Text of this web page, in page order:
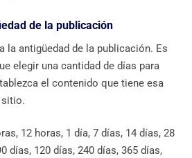
de la publicación
la antigüedad de la publicación. Es
elegir una cantidad de días para
el contenido que tiene esa
sitio.
12 horas, 1 día, 7 días, 14 días, 28
días, 120 días, 240 días, 365 días,